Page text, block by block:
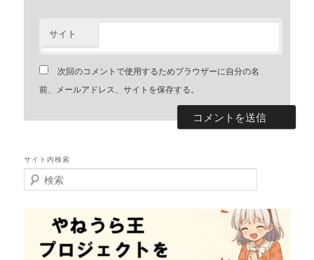
サイト
次回のコメントで使用するためブラウザーに自分の名
前、メールアドレス、サイトを保存する。
サイト内検索
検
索